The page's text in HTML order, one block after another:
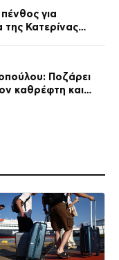
για
της Κατερίνας
Ποζάρει
καθρέφτη και